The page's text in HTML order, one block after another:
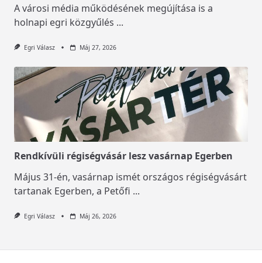
A városi média működésének megújítása is a
holnapi egri közgyűlés ...
Egri Válasz Máj 27, 2026
Rendkívüli régiségvásár lesz vasárnap Egerben
Május 31-én, vasárnap ismét országos régiségvásárt
tartanak Egerben, a Petőfi ...
Egri Válasz Máj 26, 2026